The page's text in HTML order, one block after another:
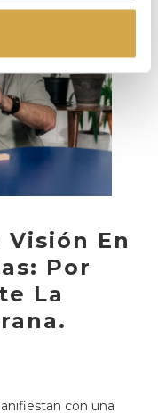
Visión En
Por
La
con una